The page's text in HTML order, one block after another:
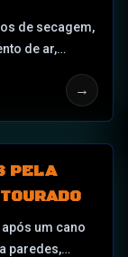
de secagem,
de ar,
→
PELA
um cano
paredes,